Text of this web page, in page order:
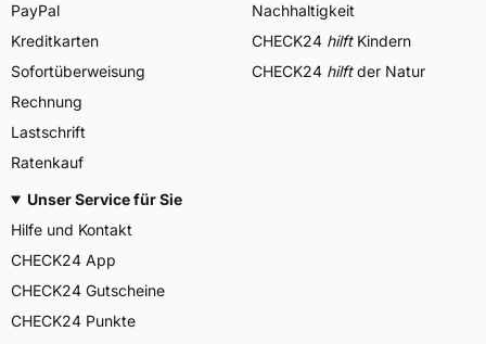
PayPal
Kreditkarten
Sofortüberweisung
Rechnung
Lastschrift
Ratenkauf
Nachhaltigkeit
CHECK24 hilftKindern
CHECK24 hilftder Natur
Unser Service für Sie
Hilfe und Kontakt
CHECK24 App
CHECK24 Gutscheine
CHECK24 Punkte